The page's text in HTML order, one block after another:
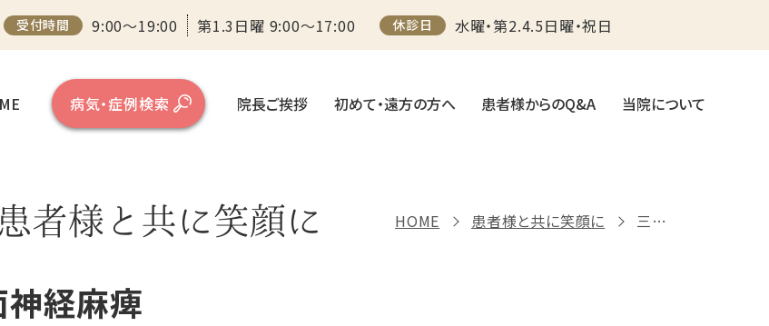
受付時間 9:00～19:00 第1.3日曜 9:00～17:00 休診日 水曜・第2.4.5日曜・祝日
病気・症例検索 院長ご挨拶 初めて・遠方の方へ 患者様からのQ&A 当院について
HOME 患者様と共に笑顔に 三叉神経鞘腫による顔面神経麻痺
患者様と共に笑顔に
経麻痺